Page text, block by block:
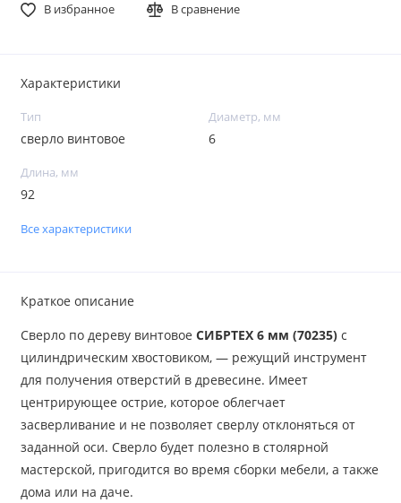
В избранное В сравнение
Характеристики
Тип
сверло винтовое
Диаметр, мм
6
Длина, мм
92
Все характеристики
Краткое описание
Сверло по дереву винтовое СИБРТЕХ 6 мм (70235)с
цилиндрическим хвостовиком, — режущий инструмент
для получения отверстий в древесине. Имеет
центрирующее острие, которое облегчает
засверливание и не позволяет сверлу отклоняться от
заданной оси. Сверло будет полезно в столярной
мастерской, пригодится во время сборки мебели, а также
дома или на даче.